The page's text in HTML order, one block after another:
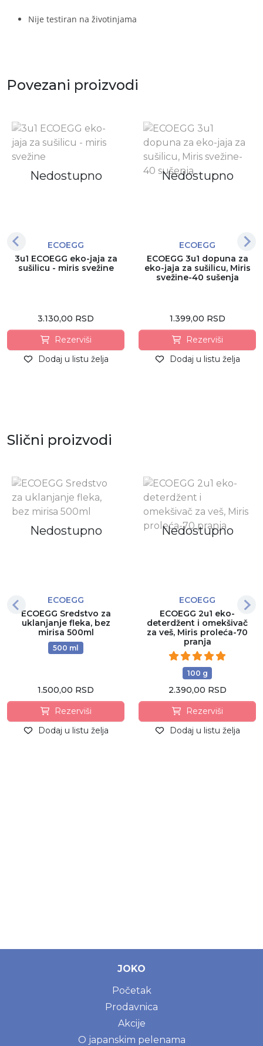
Nije testiran na životinjama
Povezani proizvodi
Nedostupno
ECOEGG
3u1 ECOEGG eko-jaja za
sušilicu - miris svežine
3.130,00 RSD
Rezerviši
Dodaj u listu želja
Nedostupno
ECOEGG
ECOEGG 3u1 dopuna za
eko-jaja za sušilicu, Miris
svežine-40 sušenja
1.399,00 RSD
Rezerviši
Dodaj u listu želja
Slični proizvodi
Nedostupno
ECOEGG
ECOEGG Sredstvo za
uklanjanje fleka, bez
mirisa 500ml
500 ml
1.500,00 RSD
Rezerviši
Dodaj u listu želja
Nedostupno
ECOEGG
ECOEGG 2u1 eko-
deterdžent i omekšivač
za veš, Miris proleća-70
pranja
100 g
2.390,00 RSD
Rezerviši
Dodaj u listu želja
JOKO
Početak
Prodavnica
Akcije
O japanskim pelenama